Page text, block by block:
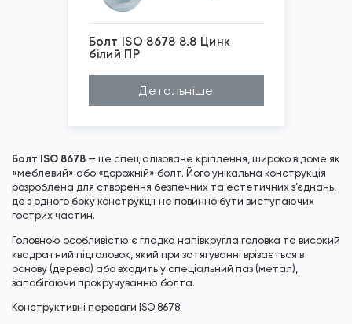
Болт ISO 8678 8.8 Цинк
білий ПР
Детальніше
Болт ISO 8678 — це спеціалізоване кріплення, широко відоме як
«меблевий» або «дорожній» болт. Його унікальна конструкція
розроблена для створення безпечних та естетичних з’єднань,
де з одного боку конструкції не повинно бути виступаючих
гострих частин.
Головною особливістю є гладка напівкругла головка та високий
квадратний підголовок, який при затягуванні врізається в
основу (дерево) або входить у спеціальний паз (метал),
запобігаючи прокручуванню болта.
Конструктивні переваги ISO 8678: